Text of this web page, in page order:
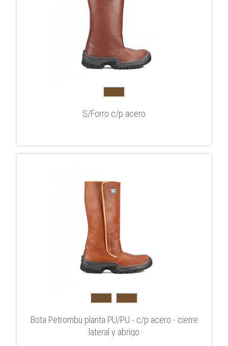
S/Forro c/p acero
Bota Petrombu planta PU/PU - c/p acero - cierre
lateral y abrigo